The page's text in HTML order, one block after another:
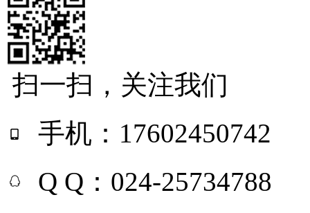
扫一扫，关注我们
手机：17602450742
Q Q：024-25734788